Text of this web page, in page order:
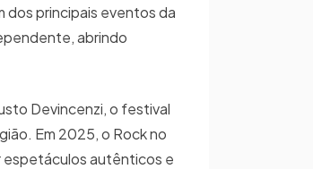
dos principais eventos da
abrindo
Devincenzi, o festival
Em 2025, o Rock no
espetáculos autênticos e